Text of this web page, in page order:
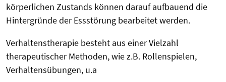
körperlichen Zustands können darauf aufbauend die
Hintergründe der Essstörung bearbeitet werden.
Verhaltenstherapie besteht aus einer Vielzahl
therapeutischer Methoden, wie z.B. Rollenspielen,
Verhaltensübungen, u.a